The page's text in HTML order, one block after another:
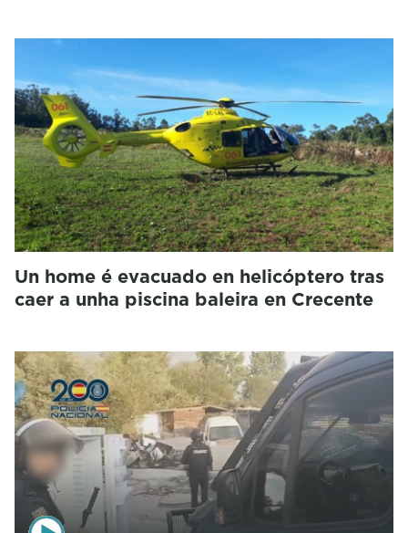
Un home é evacuado en helicóptero tras
caer a unha piscina baleira en Crecente